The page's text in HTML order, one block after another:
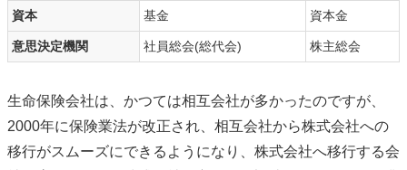
資本 基金 資本金
意思決定機関 社員総会(総代会) 株主総会
生命保険会社は、かつては相互会社が多かったのですが、
2000年に保険業法が改正され、相互会社から株式会社への
移行がスムーズにできるようになり、株式会社へ移行する会